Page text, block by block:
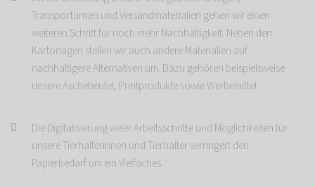
Transporturnen und Versandmaterialien gehen wir einen
weiteren Schritt für noch mehr Nachhaltigkeit. Neben den
Kartonagen stellen wir auch andere Materialien auf
nachhaltigere Alternativen um. Dazu gehören beispielsweise
unsere Aschebeutel, Printprodukte sowie Werbemittel.
Die Digitalisierung vieler Arbeitsschritte und Möglichkeiten für
unsere Tierhalterinnen und Tierhalter verringert den
Papierbedarf um ein Vielfaches.